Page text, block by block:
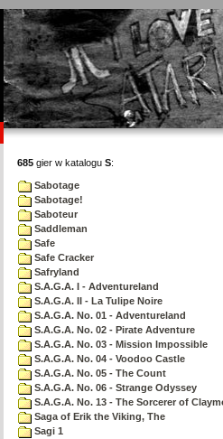
685 gier w katalogu S:
Sabotage
Sabotage!
Saboteur
Saddleman
Safe
Safe Cracker
Safryland
S.A.G.A. I - Adventureland
S.A.G.A. II - La Tulipe Noire
S.A.G.A. No. 01 - Adventureland
S.A.G.A. No. 02 - Pirate Adventure
S.A.G.A. No. 03 - Mission Impossible
S.A.G.A. No. 04 - Voodoo Castle
S.A.G.A. No. 05 - The Count
S.A.G.A. No. 06 - Strange Odyssey
S.A.G.A. No. 13 - The Sorcerer of
Saga of Erik the Viking, The
Sagi 1